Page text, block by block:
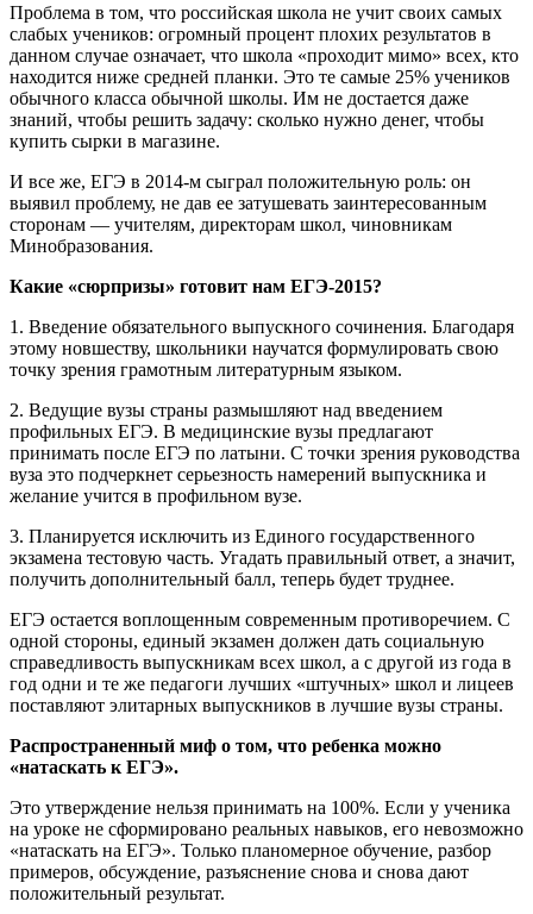
Проблема в том, что российская школа не учит своих самых
слабых учеников: огромный процент плохих результатов в
данном случае означает, что школа «проходит мимо» всех, кто
находится ниже средней планки. Это те самые 25% учеников
обычного класса обычной школы. Им не достается даже
знаний, чтобы решить задачу: сколько нужно денег, чтобы
купить сырки в магазине.
И все же, ЕГЭ в 2014-м сыграл положительную роль: он
выявил проблему, не дав ее затушевать заинтересованным
сторонам — учителям, директорам школ, чиновникам
Минобразования.
Какие «сюрпризы» готовит нам ЕГЭ-2015?
1. Введение обязательного выпускного сочинения. Благодаря
этому новшеству, школьники научатся формулировать свою
точку зрения грамотным литературным языком.
2. Ведущие вузы страны размышляют над введением
профильных ЕГЭ. В медицинские вузы предлагают
принимать после ЕГЭ по латыни. С точки зрения руководства
вуза это подчеркнет серьезность намерений выпускника и
желание учится в профильном вузе.
3. Планируется исключить из Единого государственного
экзамена тестовую часть. Угадать правильный ответ, а значит,
получить дополнительный балл, теперь будет труднее.
ЕГЭ остается воплощенным современным противоречием. С
одной стороны, единый экзамен должен дать социальную
справедливость выпускникам всех школ, а с другой из года в
год одни и те же педагоги лучших «штучных» школ и лицеев
поставляют элитарных выпускников в лучшие вузы страны.
Распространенный миф о том, что ребенка можно
«натаскать к ЕГЭ».
Это утверждение нельзя принимать на 100%. Если у ученика
на уроке не сформировано реальных навыков, его невозможно
«натаскать на ЕГЭ». Только планомерное обучение, разбор
примеров, обсуждение, разъяснение снова и снова дают
положительный результат.